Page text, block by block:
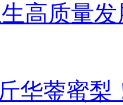
高质量
华蓥蜜梨